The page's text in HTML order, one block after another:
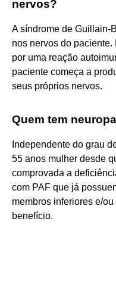
nervos?
A síndrome de Guillain-
nos nervos do
por uma reação
paciente começa a
seus próprios nervos.
Quem tem
Independente do grau
55 anos mulher desde
comprovada a
com PAF que já
membros inferiores e/
benefício.